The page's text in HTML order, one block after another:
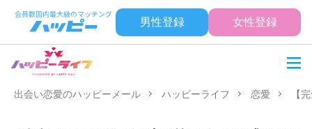
男性登録 女性登録
出会い恋愛のハッピーメール ハッピーライフ 恋愛 【